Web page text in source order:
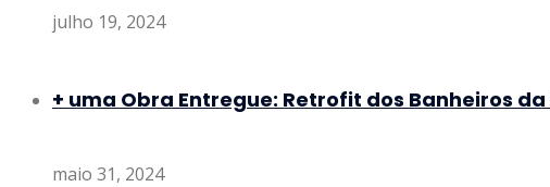
julho 19, 2024
+ uma Obra Entregue: Retrofit dos Banheiros
maio 31, 2024